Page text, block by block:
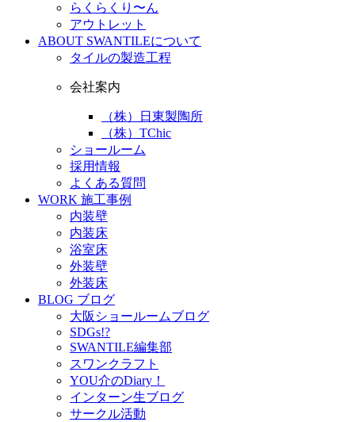
らくらくり〜ん
アウトレット
ABOUT SWANTILEについて
タイルの製造工程
会社案内
（株）日東製陶所
（株）TChic
ショールーム
採用情報
よくある質問
WORK 施工事例
内装壁
内装床
浴室床
外装壁
外装床
BLOG ブログ
大阪ショールームブログ
SDGs!?
SWANTILE編集部
スワンクラフト
YOU介のDiary！
インターン生ブログ
サークル活動